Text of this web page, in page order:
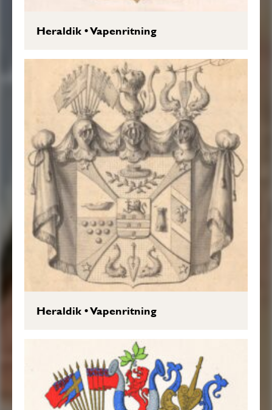
Heraldik•Vapenritning
Heraldik•Vapenritning